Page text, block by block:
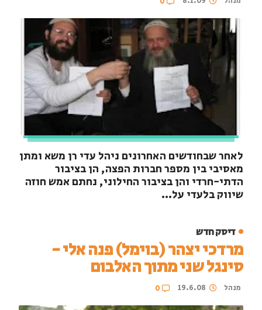
לאחר שבחודשים האחרונים ניהל עדי רן משא ומתן
מאסיבי בין מספר חברות הפצה, הן בציבור
הדתי-חרדי והן בציבור החילוני, נחתם אמש חוזה
שיווק בלעדי על...
דיסק חדש
מרדכי יצהר (בוימל) פנה אלי -
סינגל שני מתוך האלבום
מנהל 19.6.08
0